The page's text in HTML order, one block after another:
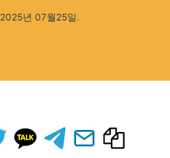
2025년 07월25일.